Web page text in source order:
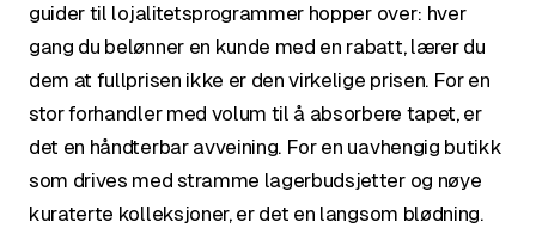
guider til lojalitetsprogrammer hopper over: hver
gang du belønner en kunde med en rabatt, lærer du
dem at fullprisen ikke er den virkelige prisen. For en
stor forhandler med volum til å absorbere tapet, er
det en håndterbar avveining. For en uavhengig butikk
som drives med stramme lagerbudsjetter og nøye
kuraterte kolleksjoner, er det en langsom blødning.